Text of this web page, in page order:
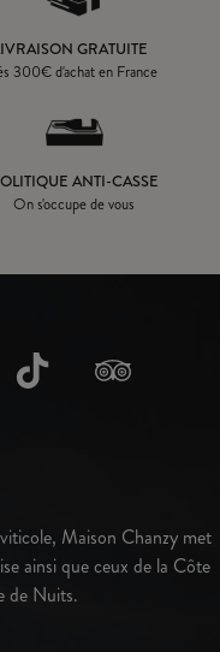
GRATUITE
300€ d'achat en France
ANTI-CASSE
On s'occupe de vous
Maison Chanzy met
ainsi que ceux de la Côte
de Nuits.